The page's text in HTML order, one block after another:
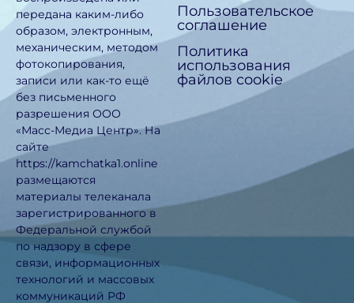
передана каким-либо
образом, электронным,
механическим, методом
фотокопирования,
записи или как-то ещё
без письменного
разрешения ООО
«Масс-Медиа Центр». На
сайте
https://kamchatka1.online
размещаются
материалы телеканала
зарегистрированного в
Федеральной службой
по надзору в сфере
связи, информационных
технологий и массовых
коммуникаций РФ
Пользовательское
соглашение
Политика
использования
файлов cookie